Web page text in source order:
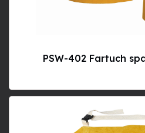
PSW-402 Fartuch